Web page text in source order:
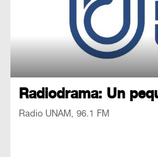
Radiodrama: Un
Radio UNAM, 96.1 FM